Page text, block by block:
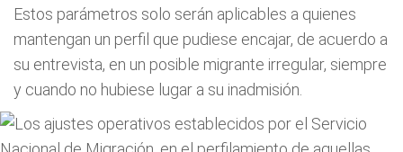
Estos parámetros solo serán aplicables a quienes
mantengan un perfil que pudiese encajar, de acuerdo a
su entrevista, en un posible migrante irregular, siempre
y cuando no hubiese lugar a su inadmisión.